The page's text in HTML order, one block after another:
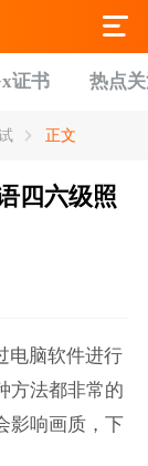
证书 热点
正文
四六级照
电脑软件进行
方法都非常的
影响画质，下